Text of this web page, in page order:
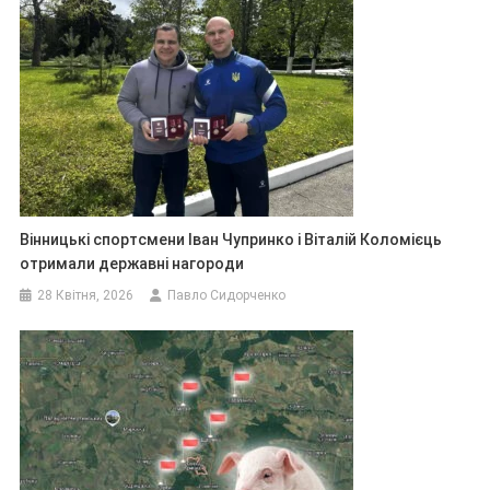
Вінницькі спортсмени Іван Чупринко і Віталій Коломієць
отримали державні нагороди
28 Квітня, 2026 Павло Сидорченко